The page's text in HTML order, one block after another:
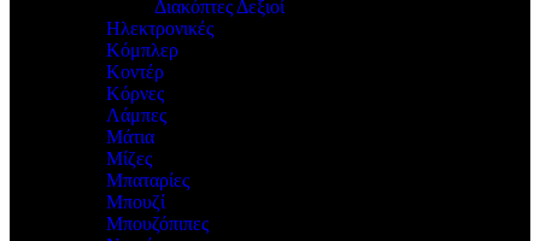
Διακόπτες Δεξιοί
Ηλεκτρονικές
Κόμπλερ
Κοντέρ
Κόρνες
Λάμπες
Μάτια
Μίζες
Μπαταρίες
Μπουζί
Μπουζόπιπες